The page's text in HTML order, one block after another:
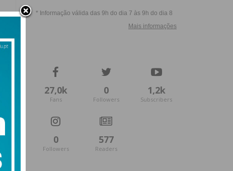
27,0k
Fans
0
Followers
1,2k
Subscribers
0
Followers
577
Readers